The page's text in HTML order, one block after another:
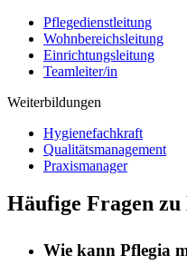
Pflegedienstleitung
Wohnbereichsleitung
Einrichtungsleitung
Teamleiter/in
Weiterbildungen
Hygienefachkraft
Qualitätsmanagement
Praxismanager
Häufige Fragen
Wie kann Pflegia